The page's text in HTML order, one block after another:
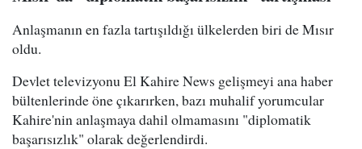
Anlaşmanın en fazla tartışıldığı ülkelerden biri de Mısır
oldu.
Devlet televizyonu El Kahire News gelişmeyi ana haber
bültenlerinde öne çıkarırken, bazı muhalif yorumcular
Kahire'nin anlaşmaya dahil olmamasını "diplomatik
başarısızlık" olarak değerlendirdi.